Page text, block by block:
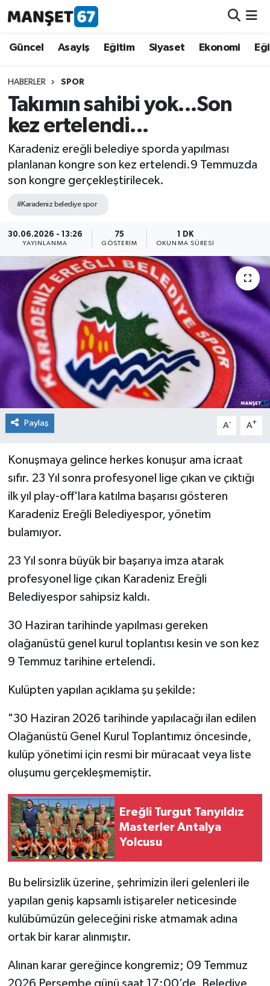
Güncel Asayiş Eğitim Siyaset Ekonomi
HABERLER SPOR
Takımın sahibi yok...Son
kez ertelendi...
Karadeniz ereğli belediye sporda yapılması
planlanan kongre son kez ertelendi.9 Temmuzda
son kongre gerçekleştirilecek.
#Karadeniz belediye spor
30.06.2026 - 13:26
YAYINLANMA
75
GÖSTERIM
1 DK
OKUNMA SÜRESI
Paylaş A- A+
Konuşmaya gelince herkes konuşur ama icraat
sıfır. 23 Yıl sonra profesyonel lige çıkan ve çıktığı
ilk yıl play-off'lara katılma başarısı gösteren
Karadeniz Ereğli Belediyespor, yönetim
bulamıyor.
23 Yıl sonra büyük bir başarıya imza atarak
profesyonel lige çıkan Karadeniz Ereğli
Belediyespor sahipsiz kaldı.
30 Haziran tarihinde yapılması gereken
olağanüstü genel kurul toplantısı kesin ve son kez
9 Temmuz tarihine ertelendi.
Kulüpten yapılan açıklama şu şekilde:
"30 Haziran 2026 tarihinde yapılacağı ilan edilen
Olağanüstü Genel Kurul Toplantımız öncesinde,
kulüp yönetimi için resmi bir müracaat veya liste
oluşumu gerçekleşmemiştir.
Ereğli Turgut Tanyıldız
Masterler Antalya
Yolcusu
Bu belirsizlik üzerine, şehrimizin ileri gelenleri ile
yapılan geniş kapsamlı istişareler neticesinde
kulübümüzün geleceğini riske atmamak adına
ortak bir karar alınmıştır.
Alınan karar gereğince kongremiz; 09 Temmuz
2026 Perşembe günü saat 17:00’de, Belediye
Güncel
Asayiş
Siyaset
Eğitim
Ekonomi
Kültür-Sanat
Magazin
Medya
Mizah
Röportaj
Teknoloji